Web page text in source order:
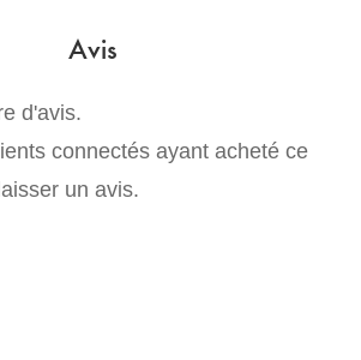
Avis
d'avis.
connectés ayant acheté ce
un avis.